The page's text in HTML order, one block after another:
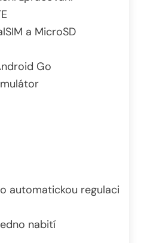
a MicroSD
Go
automatickou regulaci
nabití